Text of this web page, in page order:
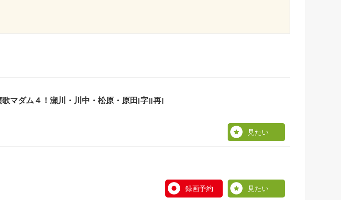
マダム４！瀬川・川中・松原・原田[字][再]
見たい
録画予約 見たい